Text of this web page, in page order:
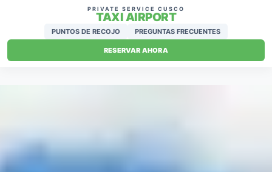
PRIVATE SERVICE CUSCO
TAXI AIRPORT
PUNTOS DE RECOJO PREGUNTAS FRECUENTES
RESERVAR AHORA